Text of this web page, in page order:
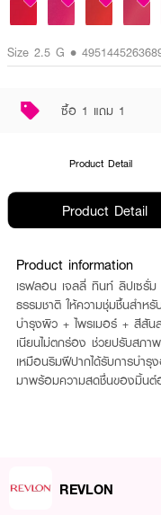
Size 2.5 G •
ซื้อ 1 แถม 1
Product Detail
Product Detail
Product information
เรฟลอน เจลลี่ ทินท์ ลิปเซรั่
ธรรมชาติ ให้ความชุ่มชื้นสำห
บำรุงผิว + ไพรเมอร์ + สีสัน
เนียนไม่ตกร่อง ช่วยปรับสภ
เหมือนริมฝีปากได้รับการบำรุ
มาพร้อมความสดชื่นของมิ้นต์
REVLON